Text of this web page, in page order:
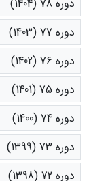
دوره 78 (1404)
دوره 77 (1403)
دوره 76 (1402)
دوره 75 (1401)
دوره 74 (1400)
دوره 73 (1399)
دوره 72 (1398)